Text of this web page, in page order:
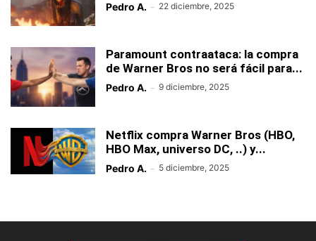
Pedro A. - 22 diciembre, 2025
Paramount contraataca: la compra
de Warner Bros no será fácil para...
Pedro A. - 9 diciembre, 2025
Netflix compra Warner Bros (HBO,
HBO Max, universo DC, ..) y...
Pedro A. - 5 diciembre, 2025